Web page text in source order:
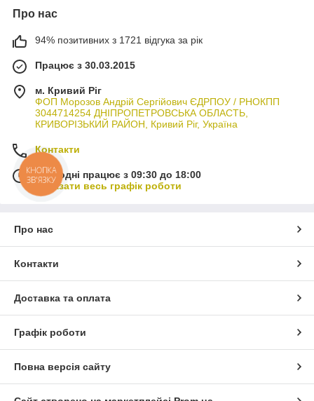
Про нас
94% позитивних з 1721 відгука за рік
Працює з 30.03.2015
м. Кривий Ріг
ФОП Морозов Андрій Сергійович ЄДРПОУ / РНОКПП
3044714254 ДНІПРОПЕТРОВСЬКА ОБЛАСТЬ,
КРИВОРІЗЬКИЙ РАЙОН, Кривий Ріг, Україна
Контакти
Сьогодні працює з 09:30 до 18:00
Показати весь графік роботи
Про нас
Контакти
Доставка та оплата
Графік роботи
Повна версія сайту
КНОПКА
ЗВ'ЯЗКУ